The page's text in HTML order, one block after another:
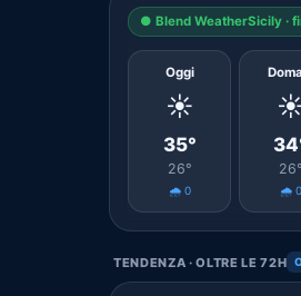
● Blend WeatherSicily ·
Oggi
☀️
35°
26°
🌧️ 0
26°
🌧️ 0
TENDENZA · OLTRE LE 72H